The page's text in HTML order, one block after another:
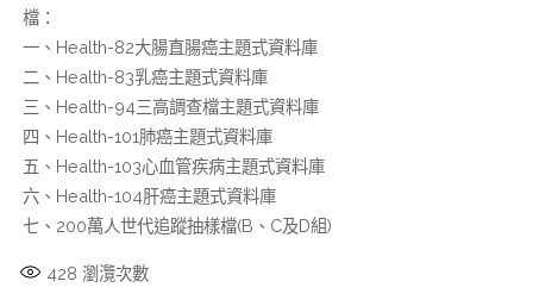
檔：
一、Health-82大腸直腸癌主題式資料庫
二、Health-83乳癌主題式資料庫
三、Health-94三高調查檔主題式資料庫
四、Health-101肺癌主題式資料庫
五、Health-103心血管疾病主題式資料庫
六、Health-104肝癌主題式資料庫
七、200萬人世代追蹤抽樣檔(B、C及D組)
428 瀏灠次數